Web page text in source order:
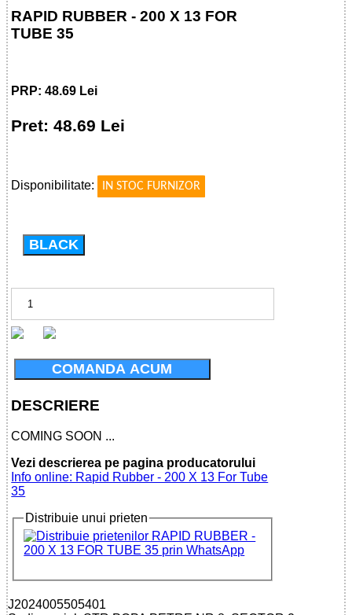
RAPID RUBBER - 200 X 13 FOR
TUBE 35
PRP: 48.69 Lei
Pret: 48.69 Lei
Disponibilitate:
IN STOC FURNIZOR
BLACK
COMANDA ACUM
DESCRIERE
COMING SOON ...
Vezi descrierea pe pagina producatorului
Info online: Rapid Rubber - 200 X 13 For Tube
35
Distribuie unui prieten
J2024005505401